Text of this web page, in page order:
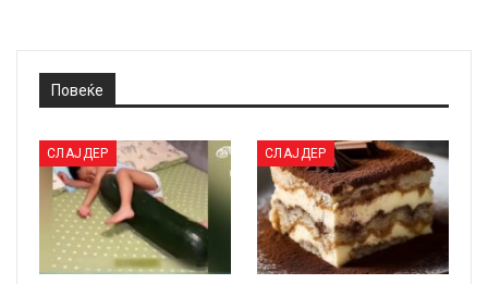
Повеќе
СЛАЈДЕР СЛАЈДЕР